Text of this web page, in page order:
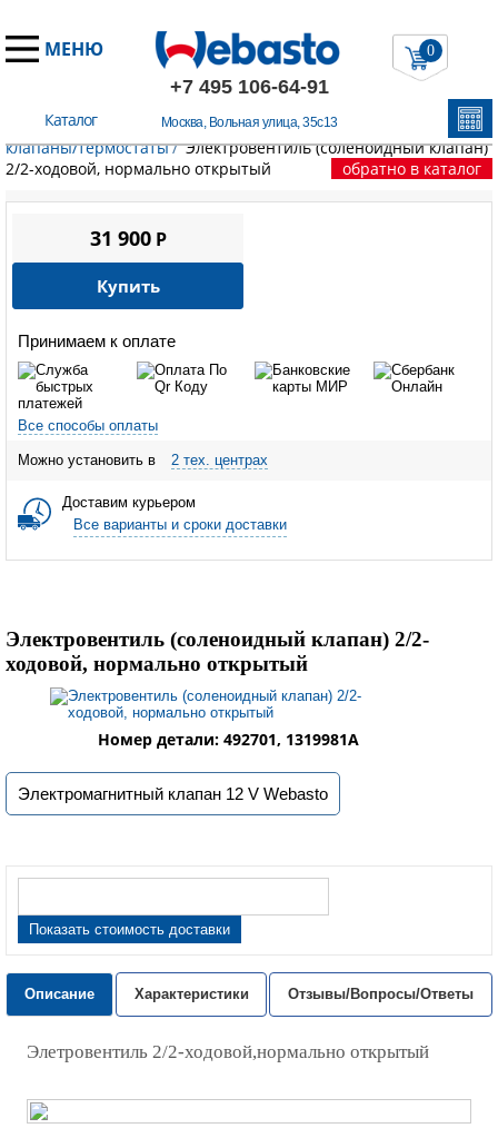
МЕНЮ
+7 495 106-64-91
Москва, Вольная улица, 35с13
Каталог
0
Главная / Запчасти Вебасто/Жидкостной контур
Обратные
клапаны/термостаты/ Электровентиль (соленоидный клапан)
2/2-ходовой, нормально открытый
обратно в каталог
Принимаем к оплате
Все способы оплаты
Можно установить в 2 тех. центрах
Доставим курьером
Все варианты и сроки доставки
31 900P
Купить
Электровентиль (соленоидный клапан) 2/2-
ходовой, нормально открытый
Номер детали: 492701, 1319981A
Электромагнитный клапан 12 V Webasto
Показать стоимость доставки
Описание Характеристики Отзывы/Вопросы/Ответы
Элетровентиль 2/2-ходовой,нормально открытый